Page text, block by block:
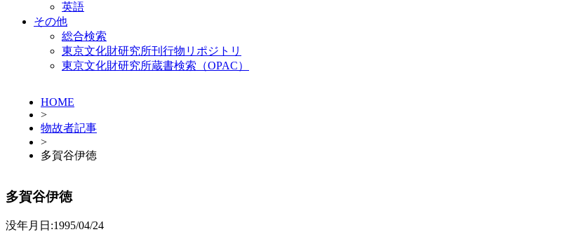
英語
その他
総合検索
東京文化財研究所刊行物リポジトリ
東京文化財研究所蔵書検索（OPAC）
HOME
>
物故者記事
>
多賀谷伊徳
多賀谷伊徳
没年月日:1995/04/24